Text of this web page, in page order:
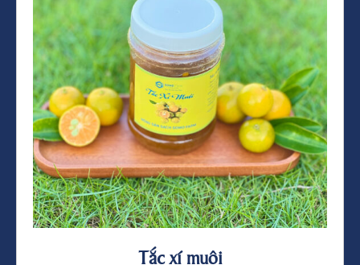
Rượu truyền thống Cửu Long – Rượu Ba